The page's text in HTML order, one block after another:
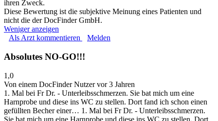
ihren Zweck.
Diese Bewertung ist die subjektive Meinung eines Patienten und
nicht die der DocFinder GmbH.
Weniger anzeigen
Als Arzt kommentieren
Melden
Absolutes NO-GO!!!
1,0
Von einem DocFinder Nutzervor 3 Jahren
1. Mal bei Fr Dr. - Unterleibsschmerzen. Sie bat mich um eine
Harnprobe und diese ins WC zu stellen. Dort fand ich schon einen
gefüllten Becher einer… 1. Mal bei Fr Dr. - Unterleibsschmerzen.
Sie bat mich um eine Harnprobe und diese ins WC zu stellen. Dort